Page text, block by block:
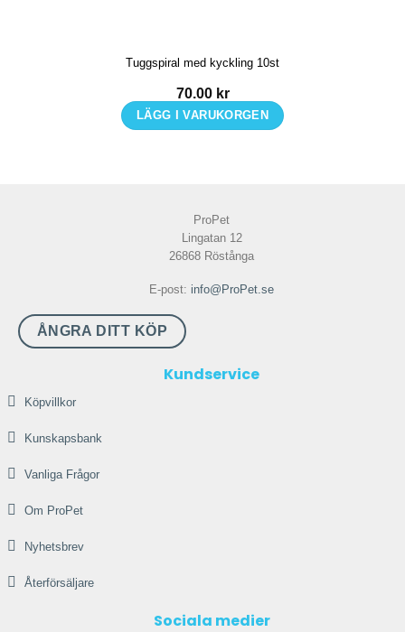
Tuggspiral med kyckling 10st
70.00 kr
LÄGG I VARUKORGEN
ProPet
Lingatan 12
26868 Röstånga
E-post: info@ProPet.se
ÅNGRA DITT KÖP
Kundservice
Köpvillkor
Kunskapsbank
Vanliga Frågor
Om ProPet
Nyhetsbrev
Återförsäljare
Sociala medier